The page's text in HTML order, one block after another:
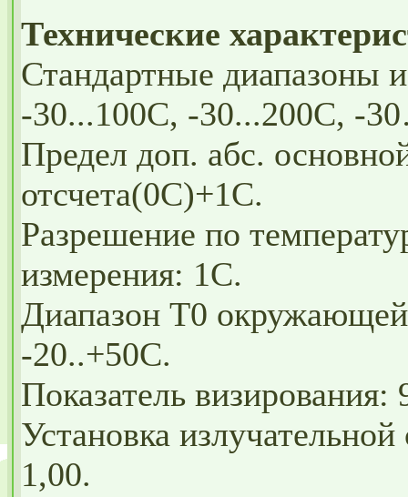
Технические
Стандартные диапазоны
-30...100С, -30...200С, -
Предел доп. абс.
отсчета(0С)+1С.
Разрешение по
измерения: 1С.
Диапазон T0
-20..+50С.
Показатель
Установка
1,00.